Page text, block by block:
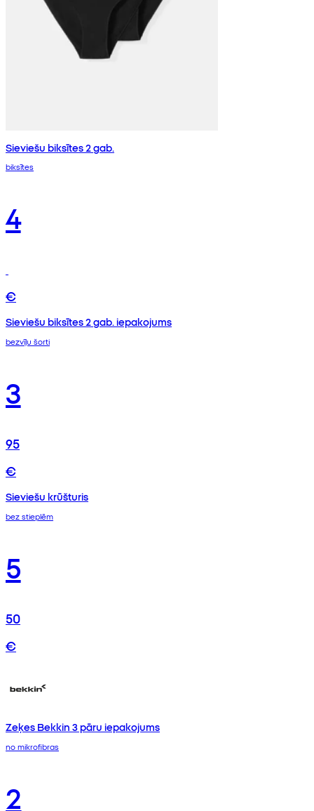
Sieviešu biksītes 2 gab.
biksītes
4
€
Sieviešu biksītes 2 gab. iepakojums
bezvīļu šorti
3
95
€
Sieviešu krūšturis
bez stieplēm
5
50
€
Zeķes Bekkin 3 pāru iepakojums
no mikrofibras
2